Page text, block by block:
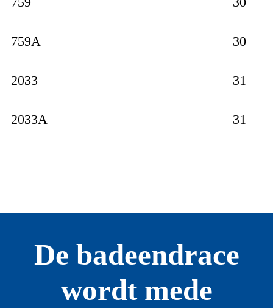
759A 30
2033 31
2033A 31
De badeendrace
wordt mede